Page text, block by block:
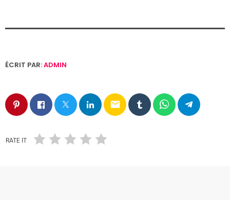
ÉCRIT PAR:ADMIN
email
RATE IT